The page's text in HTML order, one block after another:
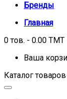
Бренды
Главная
0 тов. - 0.00 TMT
Ваша
Каталог товаров